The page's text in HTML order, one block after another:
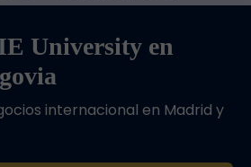
University en
internacional en Madrid y